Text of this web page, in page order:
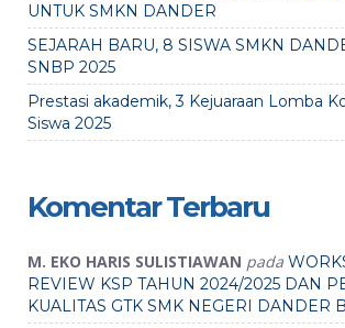
UNTUK SMKN DANDER
SEJARAH BARU, 8 SISWA SMKN
SNBP 2025
Prestasi akademik, 3 Kejuaraan Lomba
Siswa 2025
Komentar Terbaru
M. EKO HARIS SULISTIAWAN pada
REVIEW KSP TAHUN 2024/2025 DAN
KUALITAS GTK SMK NEGERI DANDER